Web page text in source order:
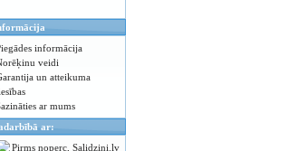
informācija
veidi
un atteikuma
ar mums
ar: